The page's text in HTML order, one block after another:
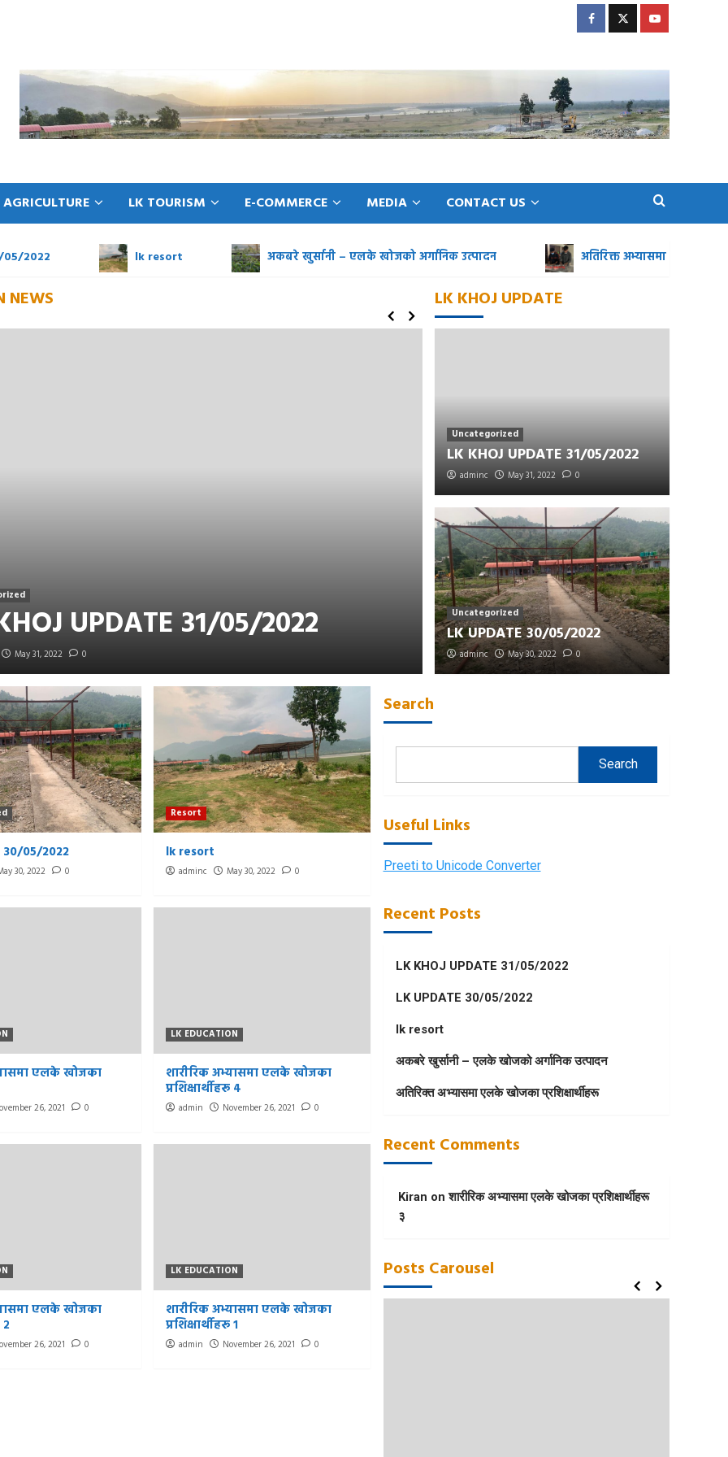
FacebookTwitterYoutube
LK TOURISM E-COMMERCE MEDIA CONTACT US
lk resort अकबरे खुर्सानी – एलके खोजको अर्गानिक उत्पादन अतिरिक्त अभ्यासमा एलके खोजका
NEWS
UPDATE 31/05/2022
May 31, 2022 0
Uncategorized
LK UPDATE 30/05/2022
adminc May 30, 2022 0
LK KHOJ UPDATE
Uncategorized
LK KHOJ UPDATE 31/05/2022
adminc May 31, 2022 0
Uncategorized
LK UPDATE 30/05/2022
adminc May 30, 2022 0
30/05/2022
30, 2022 0
Resort
lk resort
adminc May 30, 2022 0
एलके खोजका
26, 2021 0
LK EDUCATION
शारीरिक अभ्यासमा एलके खोजका
प्रशिक्षार्थीहरू ४
admin November 26, 2021 0
एलके खोजका
२
26, 2021 0
LK EDUCATION
शारीरिक अभ्यासमा एलके खोजका
प्रशिक्षार्थीहरू १
admin November 26, 2021 0
Search
Search
Useful Links
Preeti to Unicode Converter
Recent Posts
LK KHOJ UPDATE 31/05/2022
LK UPDATE 30/05/2022
lk resort
अकबरे खुर्सानी – एलके खोजको अर्गानिक उत्पादन
अतिरिक्त अभ्यासमा एलके खोजका प्रशिक्षार्थीहरू
Recent Comments
Kiran onशारीरिक अभ्यासमा एलके खोजका प्रशिक्षार्थीहरू
३
Posts Carousel